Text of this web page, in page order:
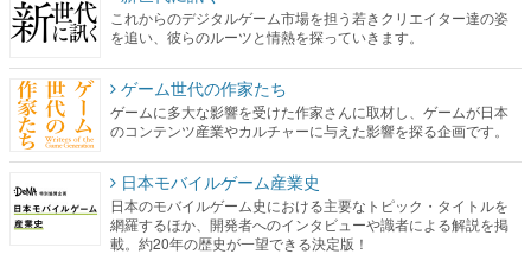
これからのデジタルゲーム市場を担う若きクリエイター達の姿
を追い、彼らのルーツと情熱を探っていきます。
ゲーム世代の作家たち
ゲームに多大な影響を受けた作家さんに取材し、ゲームが日本
のコンテンツ産業やカルチャーに与えた影響を探る企画です。
日本モバイルゲーム産業史
日本のモバイルゲーム史における主要なトピック・タイトルを
網羅するほか、開発者へのインタビューや識者による解説を掲
載。約20年の歴史が一望できる決定版！